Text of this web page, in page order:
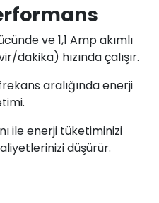
ve 1,1 Amp akımlı
dakika) hızında çalışır.
aralığında enerji
ile enerji tüketiminizi
düşürür.